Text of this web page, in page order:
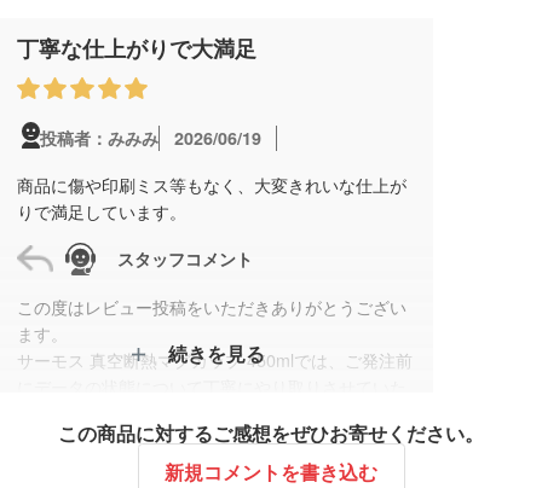
丁寧な仕上がりで大満足
投稿者：みみみ
2026/06/19
商品に傷や印刷ミス等もなく、大変きれいな仕上が
りで満足しています。
スタッフコメント
この度はレビュー投稿をいただきありがとうござい
ます。
サーモス 真空断熱マグカップ 450mlでは、ご発注前
ーズに進行することができました。
仕上がりにもご満足いただけたと伺い安心しており
続きを見る
この商品に対するご感想をぜひお寄せください。
新規コメントを書き込む